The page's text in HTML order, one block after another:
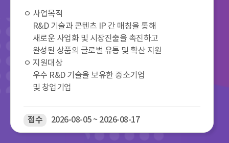
공고
ㅇ 사업목적
R&D 기술과 콘텐츠 IP 간 매칭을 통해
새로운 사업화 및 시장진출을 촉진하고
완성된 상품의 글로벌 유통 및 확산 지원
ㅇ 지원대상
우수 R&D 기술을 보유한 중소기업
및 창업기업
접수 2026-08-05 ~ 2026-08-17